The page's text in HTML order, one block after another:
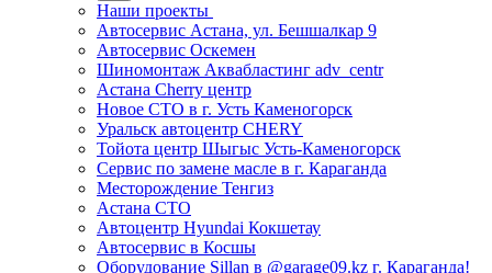
Наши проекты
Автосервис Астана, ул. Бешшалкар 9
Автосервис Оскемен
Шиномонтаж Аквабластинг adv_centr
Астана Cherry центр
Новое СТО в г. Усть Каменогорск
Уральск автоцентр CHERY
Тойота центр Шыгыс Усть-Каменогорск
Сервис по замене масле в г. Караганда
Месторождение Тенгиз
Астана СТО
Автоцентр Hyundai Кокшетау
Автосервис в Косшы
Оборудование Sillan в @garage09.kz г. Караганда!